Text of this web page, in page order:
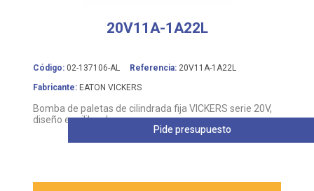
20V11A-1A22L
Código: 02-137106-AL Referencia: 20V11A-1A22L
Fabricante: EATON VICKERS
Bomba de paletas de cilindrada fija VICKERS serie 20V,
diseño equilibrado
Pide presupuesto